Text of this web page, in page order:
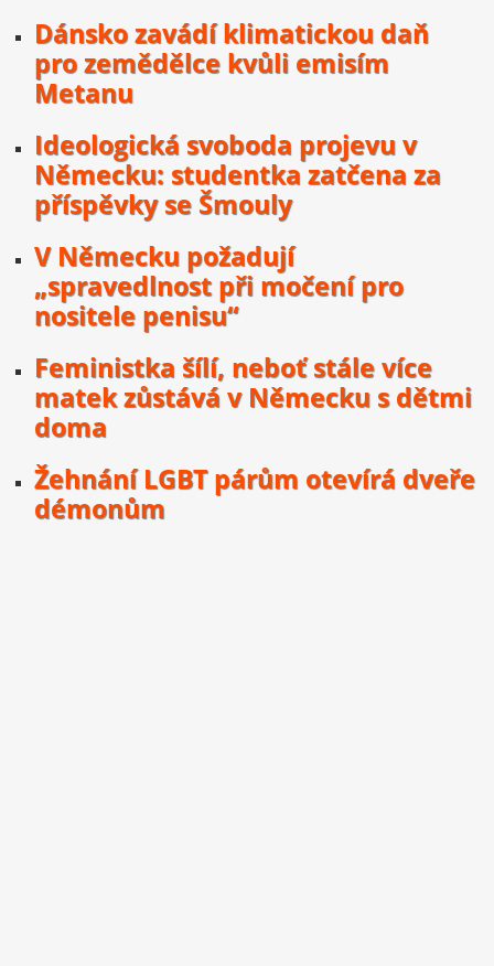
Dánsko zavádí klimatickou daň
pro zemědělce kvůli emisím
Metanu
Ideologická svoboda projevu v
Německu: studentka zatčena za
příspěvky se Šmouly
V Německu požadují
„spravedlnost při močení pro
nositele penisu“
Feministka šílí, neboť stále více
matek zůstává v Německu s dětmi
doma
Žehnání LGBT párům otevírá dveře
démonům